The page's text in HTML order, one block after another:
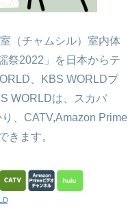
（チャムシル）室内体
祭2022」を日本からテ
、KBS WORLDプ
WORLDは、スカパ
、CATV,Amazon Prime
きます。